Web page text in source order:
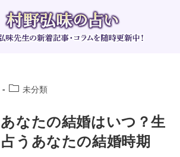
投
テ
ゴ
リ
未分類
なたの結婚はいつ？生
うあなたの結婚時期